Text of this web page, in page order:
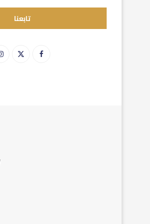
تابعنا